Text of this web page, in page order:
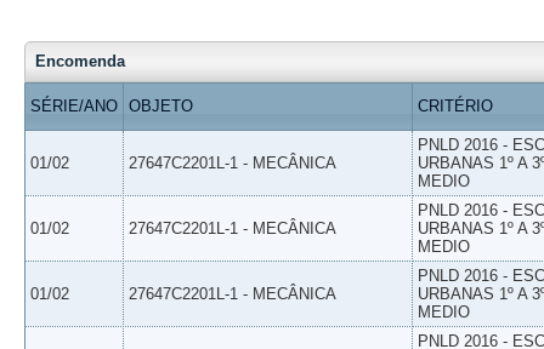
Encomenda
SÉRIE/ANO OBJETO CRITÉRIO
01/02 27647C2201L-1 - MECÂNICA
PNLD 2016 -
URBANAS 1º A
MEDIO
01/02 27647C2201L-1 - MECÂNICA
PNLD 2016 -
URBANAS 1º A
MEDIO
01/02 27647C2201L-1 - MECÂNICA
PNLD 2016 -
URBANAS 1º A
MEDIO
PNLD 2016 -